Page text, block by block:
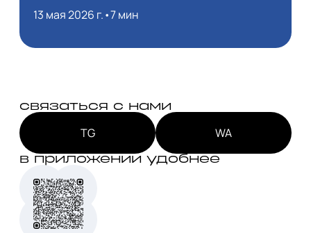
13 мая 2026 г.•7 мин
связаться с нами
TG WA
в приложении удобнее